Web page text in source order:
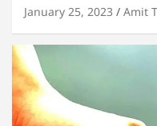
January 25, 2023 Amit